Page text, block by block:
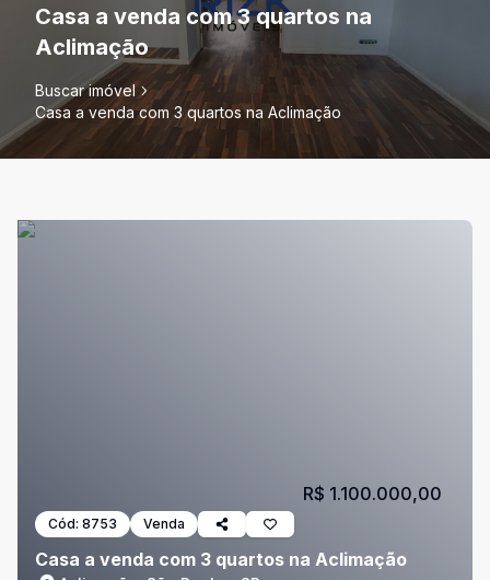
Casa a venda com 3 quartos na
Aclimação
Buscar imóvel
Casa a venda com 3 quartos na Aclimação
Cód: 8753 Venda
Casa a venda com 3 quartos na Aclimação
R$ 1.100.000,00